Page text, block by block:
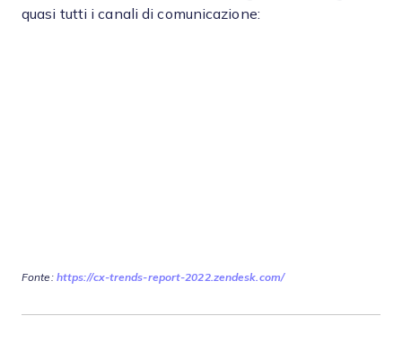
quasi tutti i canali di comunicazione:
Fonte:https://cx-trends-report-2022.zendesk.com/